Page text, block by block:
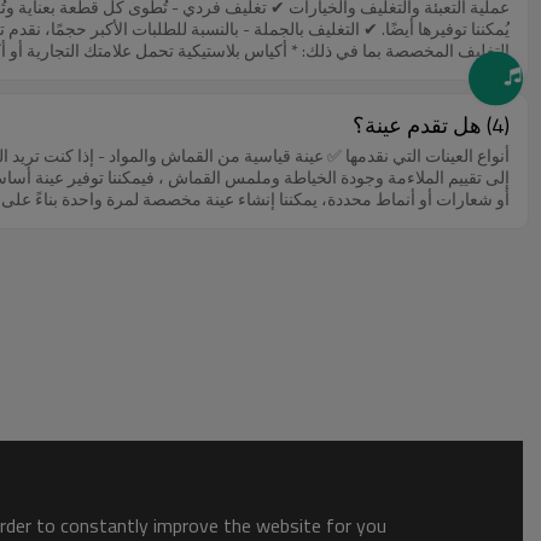
ترغبون في خطة شحن مخصصة ، فلا تترددوا في مناقشتها معنا. نحن هنا
عملية التعبئة والتغليف والخيارات ✔ تغليف فردي - تُطوى كل قطعة بعناية
يُمكننا توفيرها أيضًا. ✔ التغليف بالجملة - بالنسبة للطلبات الأكبر
التغليف المخصصة بما في ذلك: * أكياس بلاستيكية تحمل علامتك
للتحلل البيولوجي أو قابلة لإعادة التدوير عند الطلب ✔ حماية
بها. ✔ منع الرطوبة والتلف - للشحن لمسافات طويلة والدولية، نضيف
الملابس. نستخدم عادةً: 📦 علب صغيرة: مناسبة للملابس خفيفة الوزن مثل
الملابس كبيرة الحجم. يتم وضع العلامة التالية على كل كرتونة: ✅ تفاصيل
حماية إضافية للشحن الدولي بالنسبة للطلبات الكبيرة أو ذات القيمة
على منصات نقالة للطلبات الكبيرة لضمان الاستقرار أثناء النقل الخطوات
📩 اتصل بنا اليوم لمناقشة احتياجاتك الخاصة بالتغليف!
(4) هل تقدم عينة؟
أنواع العينات التي نقدمها ✅ عينة قياسية من القماش والمواد - إذا كنت
إلى تقييم الملاءمة وجودة الخياطة وملمس القماش ، فيمكننا توفير
to constantly improve the website for you.